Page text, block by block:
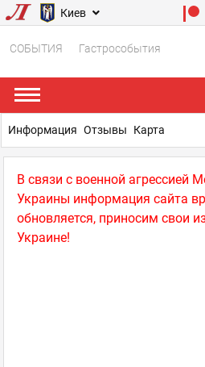
Киев
СОБЫТИЯ Гастрособытия
В связи с военной агрессией
Украины информация сайта
обновляется, приносим свои
Украине!
Информация Отзывы Карта